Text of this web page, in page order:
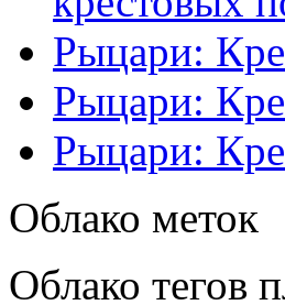
Рыцари:
Рыцари:
Рыцари:
Облако меток
Облако тегов